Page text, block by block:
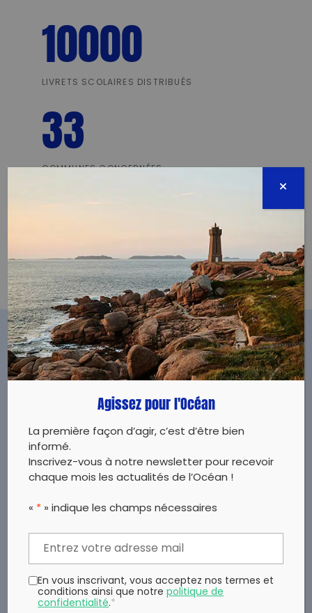
10000
LIVRETS SCOLAIRES DISTRIBUÉS
33
COMMUNES CONCERNÉES
3
EVÉNEMENTS ORGANISÉS
POUR ALLER PLUS LOIN
Nouvelle-Calédonie
Carte du RORC (Réseau d'Observation des
Récifs Coralliens de Nouvelle-Calédonie)
Agissez pour l'Océan
La première façon d’agir, c’est d’être bien
informé.
Inscrivez-vous à notre newsletter pour recevoir
chaque mois les actualités de l’Océan !
« * » indique les champs nécessaires
En vous inscrivant, vous acceptez nos termes et
conditions ainsi que notrepolitique de
confidentialité.*